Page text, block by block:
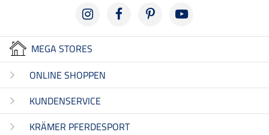
MEGA STORES
ONLINE SHOPPEN
KUNDENSERVICE
KRÄMER PFERDESPORT